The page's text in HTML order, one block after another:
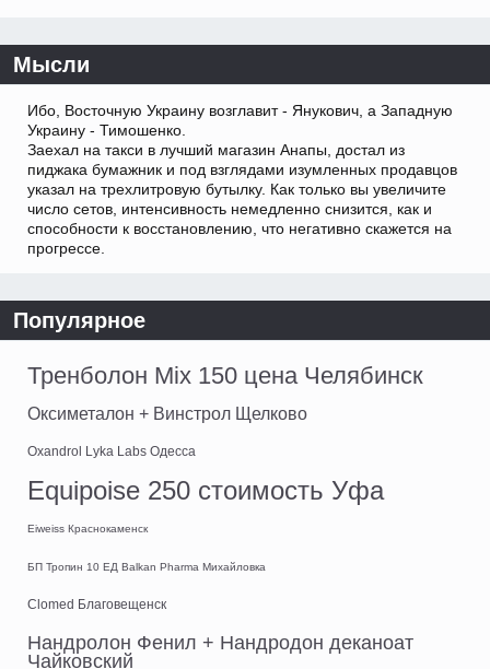
Мысли
Ибо, Восточную Украину возглавит - Янукович, а Западную
Украину - Тимошенко.
Заехал на такси в лучший магазин Анапы, достал из
пиджака бумажник и под взглядами изумленных продавцов
указал на трехлитровую бутылку. Как только вы увеличите
число сетов, интенсивность немедленно снизится, как и
способности к восстановлению, что негативно скажется на
прогрессе.
Популярное
Тренболон Mix 150 цена Челябинск
Оксиметалон + Винстрол Щелково
Oxandrol Lyka Labs Одесса
Equipoise 250 стоимость Уфа
Eiweiss Краснокаменск
БП Тропин 10 ЕД Balkan Pharma Михайловка
Clomed Благовещенск
Нандролон Фенил + Нандродон деканоат
Чайковский